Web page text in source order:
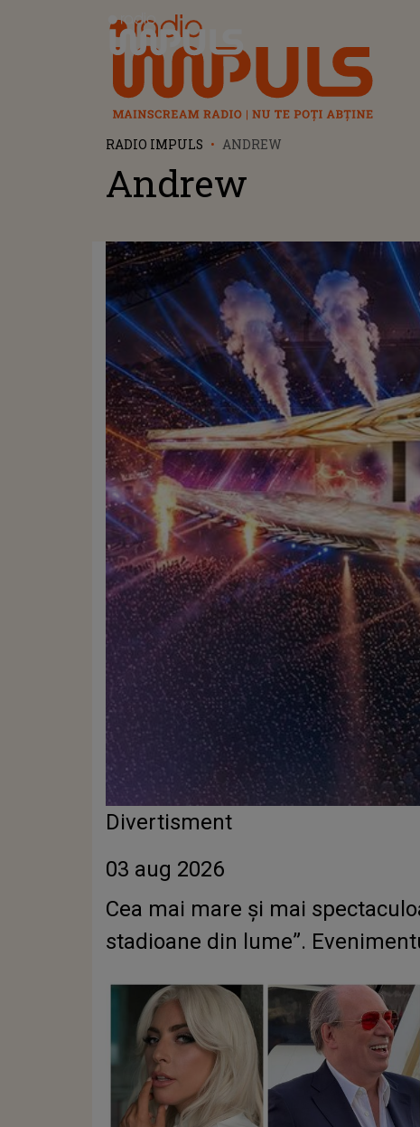
Radio Impuls
RADIO IMPULS ANDREW
Andrew
Divertisment
03 aug 2026
Cea mai mare și mai
stadioane din lume”.